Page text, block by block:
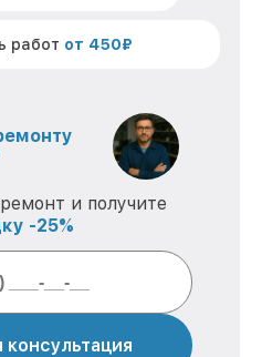
работ от 450₽
и получите
-25%
консультация